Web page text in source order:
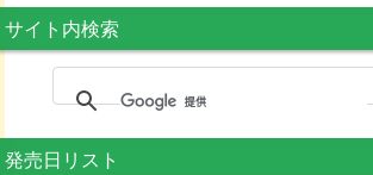
サイト内検索
発売日リスト